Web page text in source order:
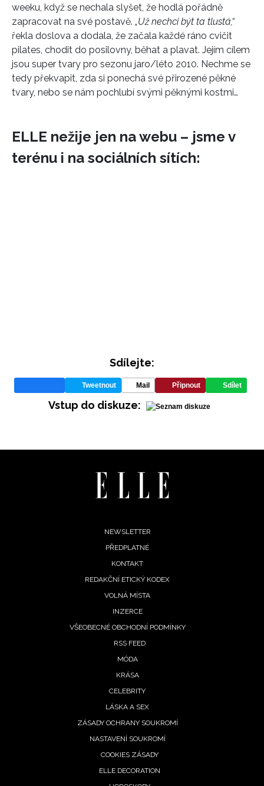
weeku, když se nechala slyšet, že hodlá pořádně
zapracovat na své postavě. „Už nechci být ta tlustá,“
řekla doslova a dodala, že začala každé ráno cvičit
pilates, chodit do posilovny, běhat a plavat. Jejím cílem
jsou super tvary pro sezonu jaro/léto 2010. Nechme se
tedy překvapit, zda si ponechá své přirozené pěkné
tvary, nebo se nám pochlubí svými pěknými kostmi…
ELLE nežije jen na webu – jsme v
terénu i na sociálních sítích:
Sdílejte:
Tweetnout Mail Připnout Sdílet
Vstup do diskuze:
NEWSLETTER
PŘEDPLATNÉ
KONTAKT
REDAKČNÍ ETICKÝ KODEX
VOLNÁ MÍSTA
INZERCE
VŠEOBECNÉ OBCHODNÍ PODMÍNKY
RSS FEED
MÓDA
KRÁSA
CELEBRITY
LÁSKA A SEX
ZÁSADY OCHRANY SOUKROMÍ
NASTAVENÍ SOUKROMÍ
COOKIES ZÁSADY
ELLE DECORATION